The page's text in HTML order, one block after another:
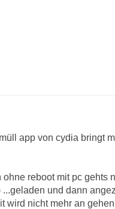
app von cydia bringt
reboot mit pc gehts
und dann
wird nicht mehr an